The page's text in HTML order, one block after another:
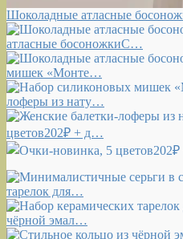
Шоколадные атласные
атласные босоножкиС…
мишек «Монте…
лоферы из нату…
цветов202₽ + д…
тарелок для…
чёрной эмал…